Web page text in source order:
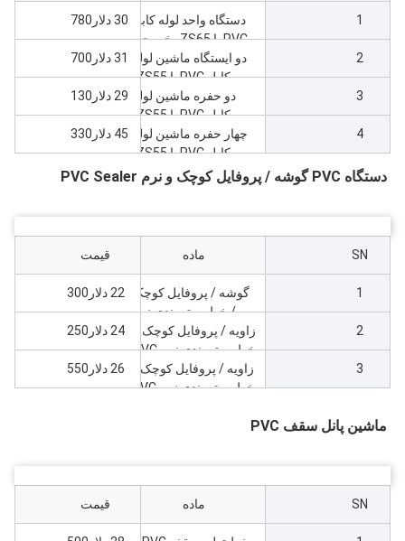
دستگاه واحد لوله کابل
PVC با ZS65، خروجی
200 کیلوگرم در ساعت
30 دلار780
2
دو ایستگاه ماشین لوله
کابل PVC با ZS55،
خروجی 120kg/h
31 دلار700
3
دو حفره ماشین لوله
کابل PVC با ZS55،
خروجی 120kg/h
29 دلار130
4
چهار حفره ماشین لوله
کابل PVC با ZS55،
خروجی 250kg/h
45 دلار330
دستگاه PVC گوشه / پروفایل کوچک و نرم PVC Sealer
SN ماده قیمت
گوشه / پروفایل کوچک
/ خط بسته بندی نرم
PVC SJ65 از دانه های
PVC ، خروجی 50-
70kg / h
22 دلار300
2
زاویه / پروفایل کوچک /
خط بسته بندی نرم PVC
ZS35 از پودر PVC،
خروجی 50-70kg/h
24 دلار250
3
زاویه / پروفایل کوچک /
خط بسته بندی نرم PVC
26 دلار550
ماشین پانل سقف PVC
SN ماده قیمت